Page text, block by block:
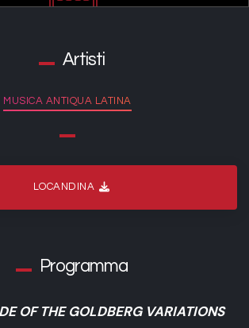
Artisti
MUSICA ANTIQUA LATINA
LOCANDINA
Programma
OF THE GOLDBERG VARIATIONS